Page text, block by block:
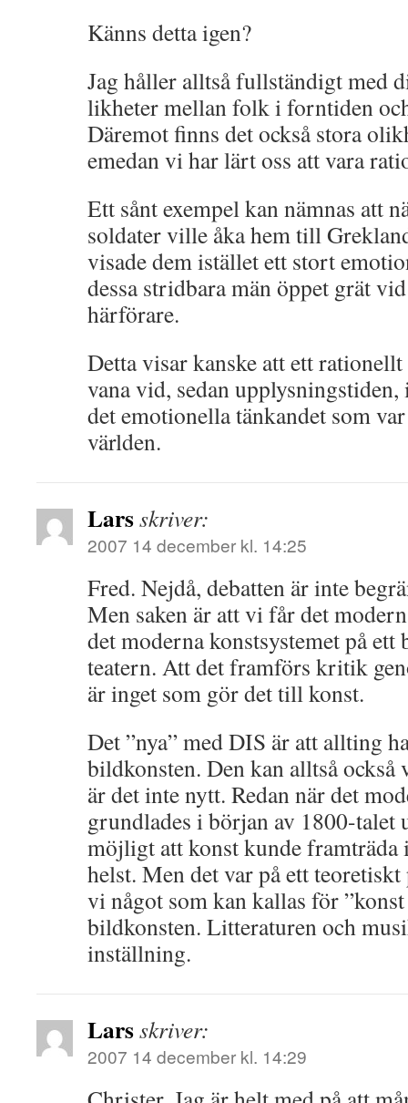
Känns detta igen?
Jag håller alltså fullständigt med
likheter mellan folk i forntiden
Däremot finns det också stora
emedan vi har lärt oss att vara
Ett sånt exempel kan nämnas att
soldater ville åka hem till
visade dem istället ett stort
dessa stridbara män öppet grät
härförare.
Detta visar kanske att ett
vana vid, sedan upplysningstiden,
det emotionella tänkandet som
världen.
Larsskriver:
2007 14 december kl. 14:25
Fred. Nejdå, debatten är inte
Men saken är att vi får det
det moderna konstsystemet på ett
teatern. Att det framförs kritik
är inget som gör det till konst.
Det ”nya” med DIS är att allting
bildkonsten. Den kan alltså också
är det inte nytt. Redan när det
grundlades i början av 1800-talet
möjligt att konst kunde
helst. Men det var på ett
vi något som kan kallas för
bildkonsten. Litteraturen och
inställning.
Larsskriver:
2007 14 december kl. 14:29